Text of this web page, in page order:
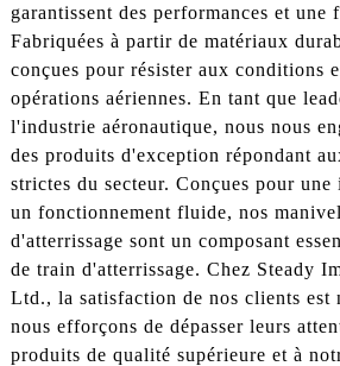
garantissent des performances et
Fabriquées à partir de matériaux
conçues pour résister aux conditions
opérations aériennes. En tant que
l'industrie aéronautique, nous nous
des produits d'exception répondant
strictes du secteur. Conçues pour
un fonctionnement fluide, nos
d'atterrissage sont un composant
de train d'atterrissage. Chez Steady
Ltd., la satisfaction de nos clients est
nous efforçons de dépasser leurs
produits de qualité supérieure et à